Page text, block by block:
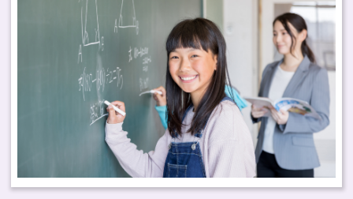
進學生的自主學習。教師以自身經
驗及反思，呼應聯合國教科文組織
報告所強調數位學習資源的重要
性，以及數位教學的優勢，例如提
升可及性、靈活性、個人化和參與
度。最後，展望數位學習的未來趨